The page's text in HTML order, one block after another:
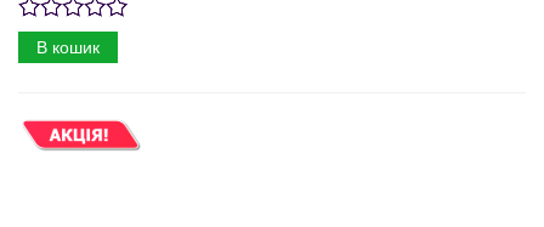
В кошик